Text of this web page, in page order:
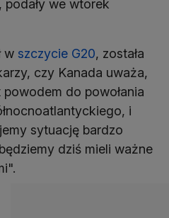
podały we wtorek
w szczycie G20, została
czy Kanada uważa,
do powołania
i
sytuację bardzo
dziś mieli ważne